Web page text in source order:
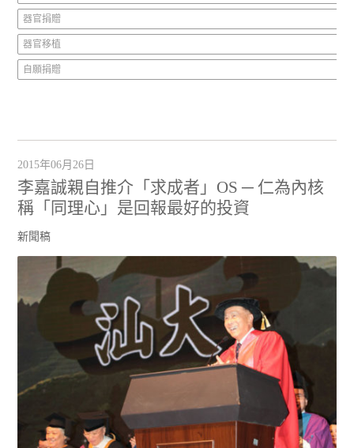
器官捐贈
器官移植
自願捐贈
2015年06月26日
李嘉誠親自推介「求成者」OS ─ 仁為內核
稱「同理心」是回報最好的投資
新聞稿